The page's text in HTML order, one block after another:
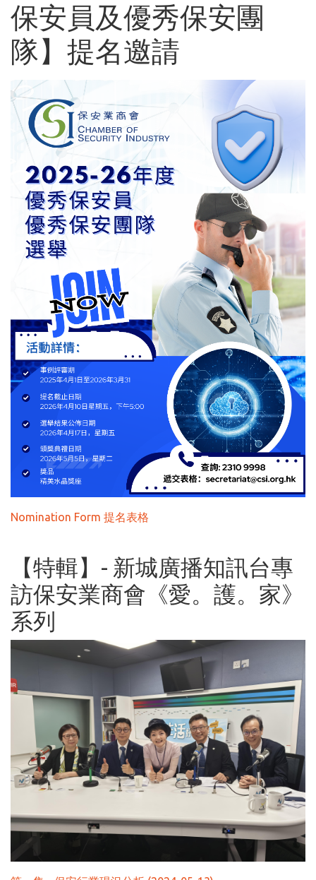
保安員及優秀保安團
隊】提名邀請
Nomination Form 提名表格
【特輯】- 新城廣播知訊台專
訪保安業商會《愛。護。家》
系列